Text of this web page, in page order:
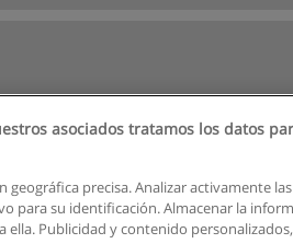
con Educaedu
asociados tratamos los datos
geográfica precisa. Analizar activamente las
para su identificación. Almacenar la
ella. Publicidad y contenido